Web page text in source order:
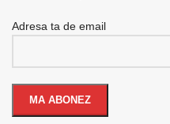
Adresa ta de email